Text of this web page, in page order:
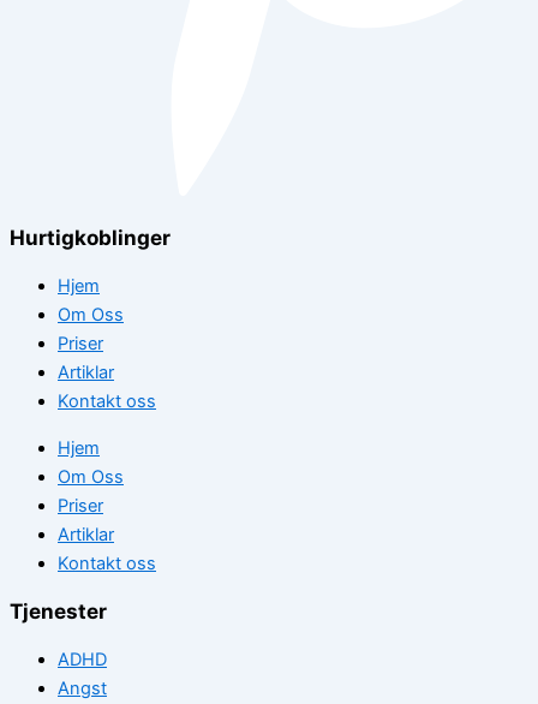
Hurtigkoblinger
Hjem
Om Oss
Priser
Artiklar
Kontakt oss
Hjem
Om Oss
Priser
Artiklar
Kontakt oss
Tjenester
ADHD
Angst